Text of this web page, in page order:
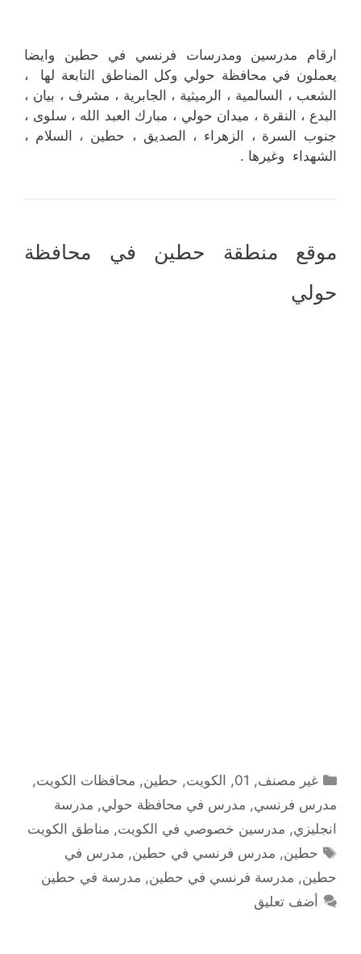
ارقام مدرسين ومدرسات فرنسي في حطين وايضا
يعملون في محافظة حولي وكل المناطق التابعة لها ،
الشعب ، السالمية ، الرميثية ، الجابرية ، مشرف ، بيان ،
البدع ، النقرة ، ميدان حولي ، مبارك العبد الله ، سلوى ،
جنوب السرة ، الزهراء ، الصديق ، حطين ، السلام ،
الشهداء وغيرها .
موقع منطقة حطين في محافظة
حولي
التصنيفات
غير مصنف,
01
, الكويت, حطين, محافظات الكويت,
مدرس فرنسي, مدرس في محافظة حولي, مدرسة
انجليزي, مدرسين خصوصي في الكويت, مناطق الكويت
الوسوم
حطين, مدرس فرنسي في حطين, مدرس في
حطين, مدرسة فرنسي في حطين, مدرسة في حطين
أضف تعليق